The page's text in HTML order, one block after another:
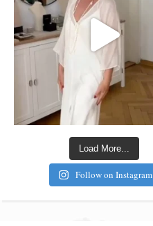
Load More...
Follow on Instagram